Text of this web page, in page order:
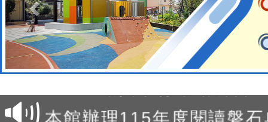
本校115學年度第2次代理
結果公告(無人報名，續辦
適應運動共學行動站研習
本館辦理115年度閱讀磐